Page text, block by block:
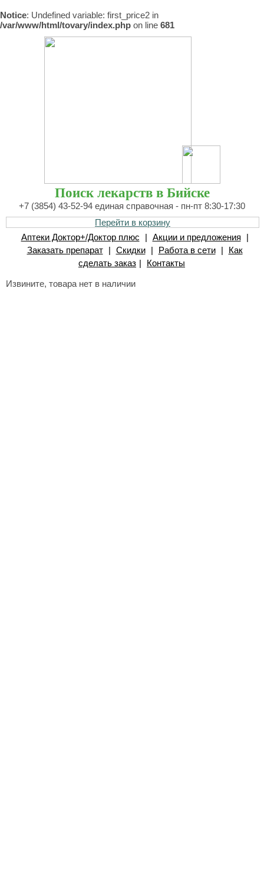
Notice: Undefined variable: first_price2 in
/var/www/html/tovary/index.php on line 681
Поиск лекарств в Бийске
+7 (3854) 43-52-94 единая справочная - пн-пт 8:30-17:30
Перейти в корзину
Аптеки Доктор+/Доктор плюс
| Акции и предложения
|
Заказать препарат
| Скидки | Работа в сети |
Как
сделать заказ | Контакты
Извините, товара нет в наличии